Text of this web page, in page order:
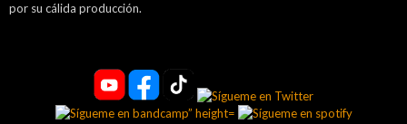
por su cálida producción.